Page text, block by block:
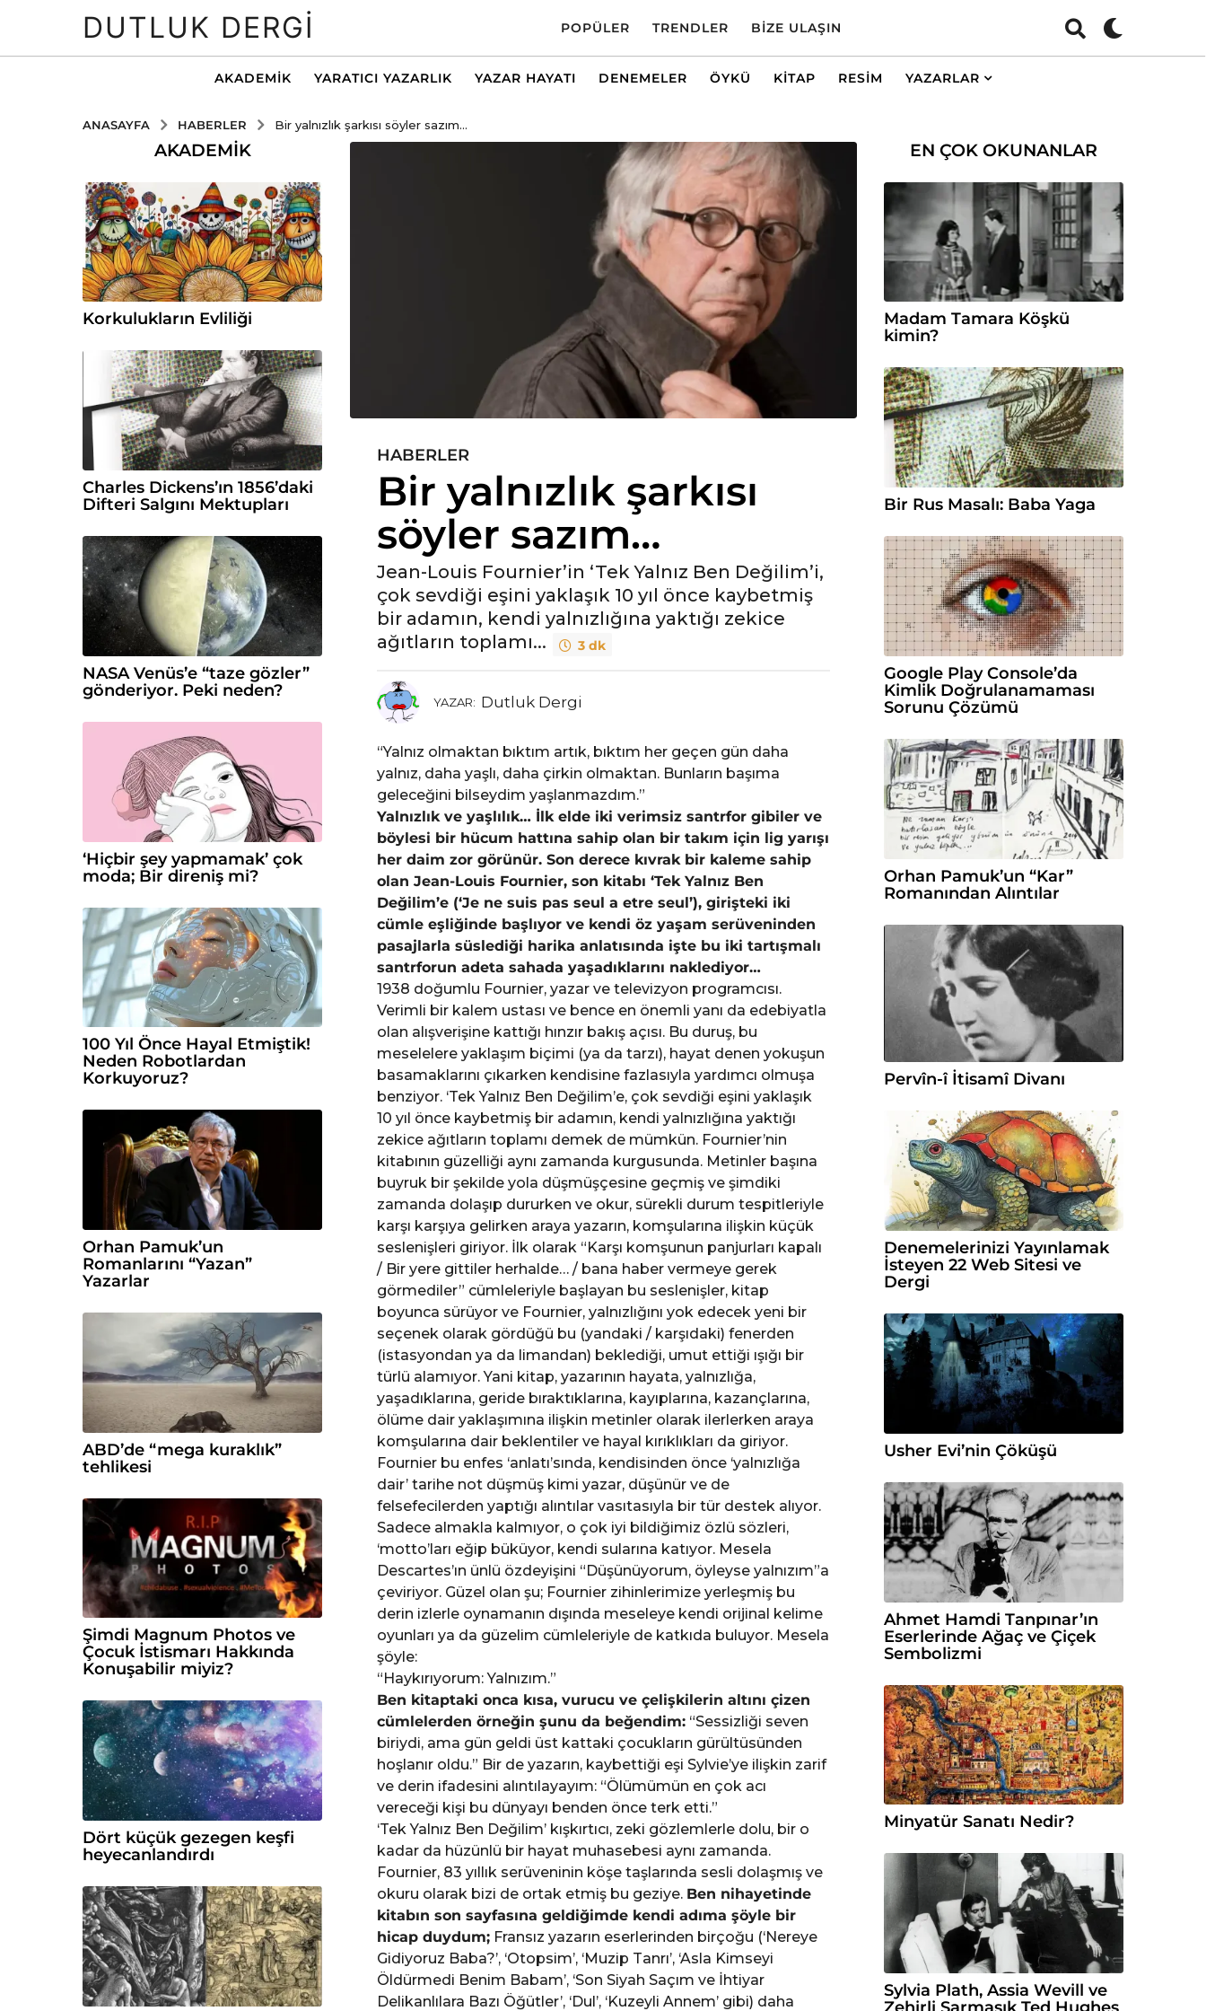
DUTLUK DERGI POPÜLER TRENDLER BIZE ULAŞIN
AKADEMIK YARATICI YAZARLIK YAZAR HAYATI DENEMELER ÖYKÜ KITAP RESIM YAZARLAR
ANASAYFA HABERLER Bir yalnızlık şarkısı söyler sazım...
5
y
ö
n
e
5
y
l
ö
e
HABERLER
Bir yalnızlık şarkısı
söyler sazım…
Jean-Louis Fournier’in ‘Tek Yalnız Ben Değilim’i,
çok sevdiği eşini yaklaşık 10 yıl önce kaybetmiş
bir adamın, kendi yalnızlığına yaktığı zekice
ağıtların toplamı...
3 dk
YAZAR: Dutluk Dergi
“Yalnız olmaktan bıktım artık, bıktım her geçen gün daha
yalnız, daha yaşlı, daha çirkin olmaktan. Bunların başıma
geleceğini bilseydim yaşlanmazdım.”
Yalnızlık ve yaşlılık… İlk elde iki verimsiz santrfor gibiler ve
böylesi bir hücum hattına sahip olan bir takım için lig yarışı
her daim zor görünür. Son derece kıvrak bir kaleme sahip
olan Jean-Louis Fournier, son kitabı ‘Tek Yalnız Ben
Değilim’e (‘Je ne suis pas seul a etre seul’), girişteki iki
cümle eşliğinde başlıyor ve kendi öz yaşam serüveninden
pasajlarla süslediği harika anlatısında işte bu iki tartışmalı
santrforun adeta sahada yaşadıklarını naklediyor…
1938 doğumlu Fournier, yazar ve televizyon programcısı.
Verimli bir kalem ustası ve bence en önemli yanı da edebiyatla
olan alışverişine kattığı hınzır bakış açısı. Bu duruş, bu
meselelere yaklaşım biçimi (ya da tarzı), hayat denen yokuşun
basamaklarını çıkarken kendisine fazlasıyla yardımcı olmuşa
benziyor. ‘Tek Yalnız Ben Değilim’e, çok sevdiği eşini yaklaşık
10 yıl önce kaybetmiş bir adamın, kendi yalnızlığına yaktığı
zekice ağıtların toplamı demek de mümkün. Fournier’nin
kitabının güzelliği aynı zamanda kurgusunda. Metinler başına
buyruk bir şekilde yola düşmüşçesine geçmiş ve şimdiki
zamanda dolaşıp dururken ve okur, sürekli durum tespitleriyle
karşı karşıya gelirken araya yazarın, komşularına ilişkin küçük
seslenişleri giriyor. İlk olarak “Karşı komşunun panjurları kapalı
/ Bir yere gittiler herhalde… / bana haber vermeye gerek
görmediler” cümleleriyle başlayan bu seslenişler, kitap
boyunca sürüyor ve Fournier, yalnızlığını yok edecek yeni bir
seçenek olarak gördüğü bu (yandaki / karşıdaki) fenerden
(istasyondan ya da limandan) beklediği, umut ettiği ışığı bir
türlü alamıyor. Yani kitap, yazarının hayata, yalnızlığa,
yaşadıklarına, geride bıraktıklarına, kayıplarına, kazançlarına,
ölüme dair yaklaşımına ilişkin metinler olarak ilerlerken araya
komşularına dair beklentiler ve hayal kırıklıkları da giriyor.
Fournier bu enfes ‘anlatı’sında, kendisinden önce ‘yalnızlığa
dair’ tarihe not düşmüş kimi yazar, düşünür ve de
felsefecilerden yaptığı alıntılar vasıtasıyla bir tür destek alıyor.
Sadece almakla kalmıyor, o çok iyi bildiğimiz özlü sözleri,
‘motto’ları eğip büküyor, kendi sularına katıyor. Mesela
Descartes’ın ünlü özdeyişini “Düşünüyorum, öyleyse yalnızım”a
çeviriyor. Güzel olan şu; Fournier zihinlerimize yerleşmiş bu
derin izlerle oynamanın dışında meseleye kendi orijinal kelime
oyunları ya da güzelim cümleleriyle de katkıda buluyor. Mesela
şöyle:
“Haykırıyorum: Yalnızım.”
Ben kitaptaki onca kısa, vurucu ve çelişkilerin altını çizen
cümlelerden örneğin şunu da beğendim:“Sessizliği seven
biriydi, ama gün geldi üst kattaki çocukların gürültüsünden
hoşlanır oldu.” Bir de yazarın, kaybettiği eşi Sylvie’ye ilişkin zarif
ve derin ifadesini alıntılayayım: “Ölümümün en çok acı
vereceği kişi bu dünyayı benden önce terk etti.”
‘Tek Yalnız Ben Değilim’ kışkırtıcı, zeki gözlemlerle dolu, bir o
kadar da hüzünlü bir hayat muhasebesi aynı zamanda.
Fournier, 83 yıllık serüveninin köşe taşlarında sesli dolaşmış ve
okuru olarak bizi de ortak etmiş bu geziye. Ben nihayetinde
kitabın son sayfasına geldiğimde kendi adıma şöyle bir
hicap duydum;Fransız yazarın eserlerinden birçoğu (‘Nereye
Gidiyoruz Baba?’, ‘Otopsim’, ‘Muzip Tanrı’, ‘Asla Kimseyi
Öldürmedi Benim Babam’, ‘Son Siyah Saçım ve İhtiyar
Delikanlılara Bazı Öğütler’, ‘Dul’, ‘Kuzeyli Annem’ gibi) daha
AKADEMIK
Korkulukların Evliliği
Charles Dickens’ın 1856’daki
Difteri Salgını Mektupları
NASA Venüs’e “taze gözler”
gönderiyor. Peki neden?
‘Hiçbir şey yapmamak’ çok
moda; Bir direniş mi?
100 Yıl Önce Hayal Etmiştik!
Neden Robotlardan
Korkuyoruz?
Orhan Pamuk’un
Romanlarını “Yazan”
Yazarlar
ABD’de “mega kuraklık”
tehlikesi
Şimdi Magnum Photos ve
Çocuk İstismarı Hakkında
Konuşabilir miyiz?
Dört küçük gezegen keşfi
heyecanlandırdı
EN ÇOK OKUNANLAR
Madam Tamara Köşkü
kimin?
Bir Rus Masalı: Baba Yaga
Google Play Console’da
Kimlik Doğrulanamaması
Sorunu Çözümü
Orhan Pamuk’un “Kar”
Romanından Alıntılar
Pervîn-î İtisamî Divanı
Denemelerinizi Yayınlamak
İsteyen 22 Web Sitesi ve
Dergi
Usher Evi’nin Çöküşü
Ahmet Hamdi Tanpınar’ın
Eserlerinde Ağaç ve Çiçek
Sembolizmi
Minyatür Sanatı Nedir?
Sylvia Plath, Assia Wevill ve